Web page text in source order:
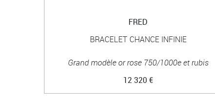
FRED
BRACELET CHANCE INFINIE
Grand modèle or rose 750/1000e et rubis
12 320 €